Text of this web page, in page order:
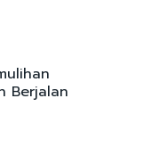
Berjalan